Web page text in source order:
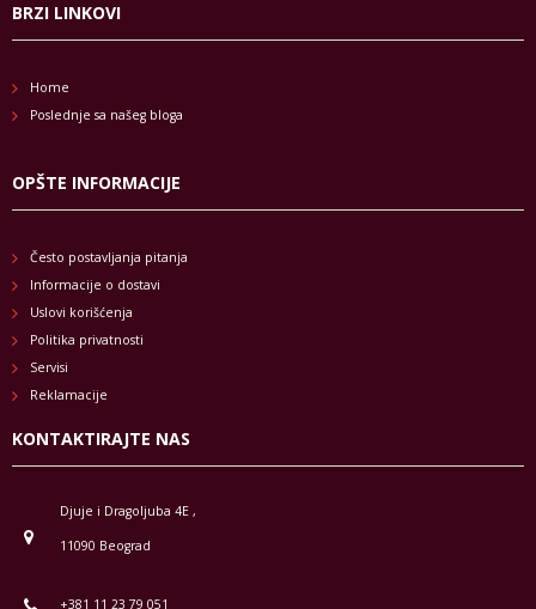
BRZI LINKOVI
Home
Poslednje sa našeg bloga
OPŠTE INFORMACIJE
Često postavljanja pitanja
Informacije o dostavi
Uslovi korišćenja
Politika privatnosti
Servisi
Reklamacije
KONTAKTIRAJTE NAS
Djuje i Dragoljuba 4E ,
11090 Beograd
+381 11 23 79 051